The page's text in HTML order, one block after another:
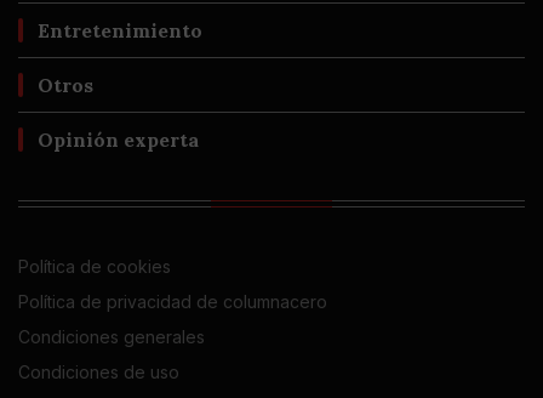
Entretenimiento
Otros
Opinión experta
Política de cookies
Política de privacidad de columnacero
Condiciones generales
Condiciones de uso